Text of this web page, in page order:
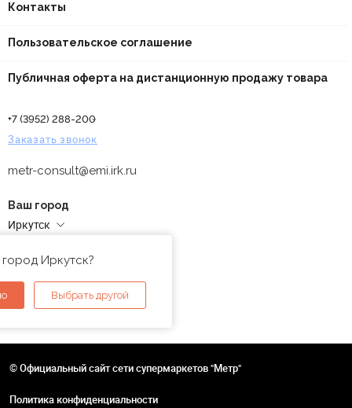
Контакты
Пользовательское соглашение
Публичная оферта на дистанционную продажу товара
+7 (3952) 288-200
Заказать звонок
metr-consult@emi.irk.ru
Ваш город
Иркутск
Иркутск?
Выбрать другой
© Официальный сайт сети супермаркетов "Метр"
Политика конфиденциальности